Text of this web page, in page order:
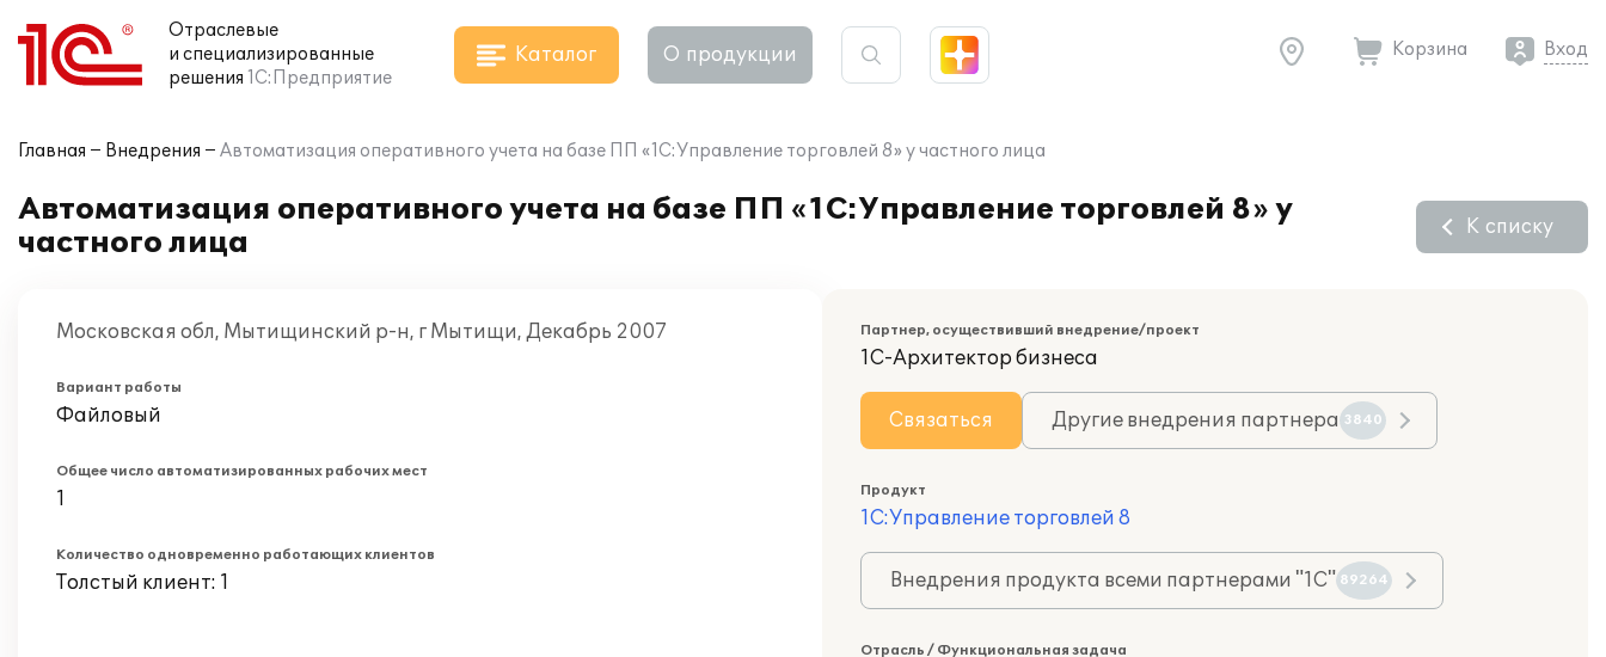
Отраслевые
и специализированные
решения 1С:Предприятие
Каталог О продукции Корзина Вход
Главная Внедрения Автоматизация оперативного учета на базе ПП «1С:Управление торговлей 8» у частного лица
Автоматизация оперативного учета на базе ПП «1С:Управление торговлей 8» у
частного лица
К списку
Московская обл, Мытищинский р-н, г Мытищи, Декабрь 2007
Вариант работы
Файловый
Общее число автоматизированных рабочих мест
1
Количество одновременно работающих клиентов
Толстый клиент: 1
Партнер, осуществивший внедрение/проект
1С-Архитектор бизнеса
Связаться Другие внедрения партнера 3840
Продукт
1С:Управление торговлей 8
Внедрения продукта всеми партнерами "1С" 89264
Отрасль / Функциональная задача